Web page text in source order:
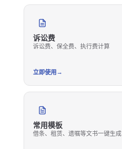
诉讼费
诉讼费、保全费、执行费计算
立即使用 →
常用模板
借条、租赁、遗嘱等文书一键生成